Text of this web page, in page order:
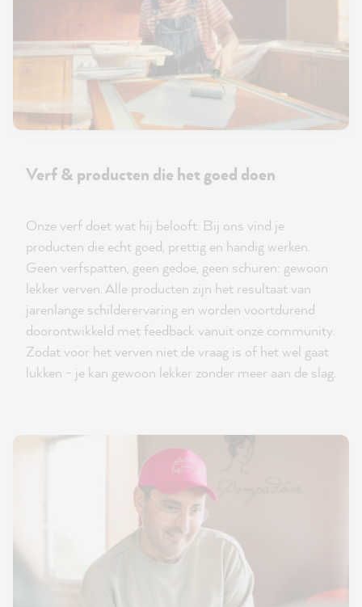
Verf & producten die het goed doen
Onze verf doet wat hij belooft. Bij ons vind je
producten die echt goed, prettig en handig werken.
Geen verfspatten, geen gedoe, geen schuren: gewoon
lekker verven. Alle producten zijn het resultaat van
jarenlange schilderervaring en worden voortdurend
doorontwikkeld met feedback vanuit onze community.
Zodat voor het verven niet de vraag is of het wel gaat
lukken - je kan gewoon lekker zonder meer aan de slag.